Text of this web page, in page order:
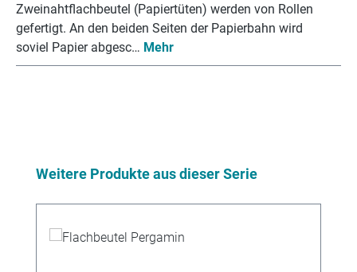
Zweinahtflachbeutel (Papiertüten) werden von Rollen
gefertigt. An den beiden Seiten der Papierbahn wird
soviel Papier abgesc… Mehr
Produktgalerie überspringen
Weitere Produkte aus dieser Serie